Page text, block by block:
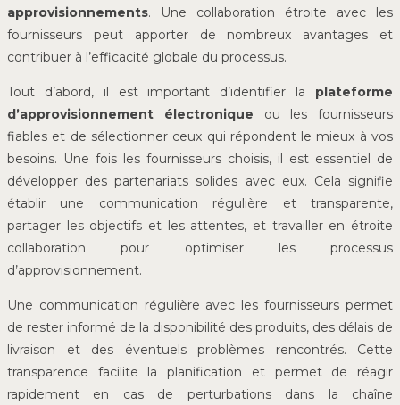
approvisionnements. Une collaboration étroite avec les
fournisseurs peut apporter de nombreux avantages et
contribuer à l’efficacité globale du processus.
Tout d’abord, il est important d’identifier la plateforme
d’approvisionnement électronique ou les fournisseurs
fiables et de sélectionner ceux qui répondent le mieux à vos
besoins. Une fois les fournisseurs choisis, il est essentiel de
développer des partenariats solides avec eux. Cela signifie
établir une communication régulière et transparente,
partager les objectifs et les attentes, et travailler en étroite
collaboration pour optimiser les processus
d’approvisionnement.
Une communication régulière avec les fournisseurs permet
de rester informé de la disponibilité des produits, des délais de
livraison et des éventuels problèmes rencontrés. Cette
transparence facilite la planification et permet de réagir
rapidement en cas de perturbations dans la chaîne